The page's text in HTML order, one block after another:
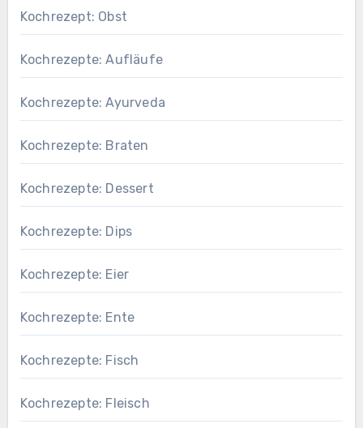
Kochrezept: Obst
Kochrezepte: Aufläufe
Kochrezepte: Ayurveda
Kochrezepte: Braten
Kochrezepte: Dessert
Kochrezepte: Dips
Kochrezepte: Eier
Kochrezepte: Ente
Kochrezepte: Fisch
Kochrezepte: Fleisch